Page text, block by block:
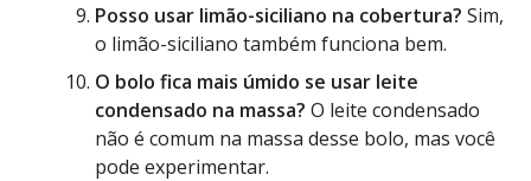
Posso usar limão-siciliano na cobertura? Sim,
o limão-siciliano também funciona bem.
O bolo fica mais úmido se usar leite
condensado na massa? O leite condensado
não é comum na massa desse bolo, mas você
pode experimentar.